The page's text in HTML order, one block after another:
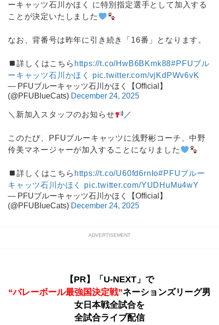
ーキャッツ石川かほく に特別指定選手として加入する
ことが決定いたしました
なお、背番号は昨年に引き続き「16番」となります。
詳しくはこちら https://t.co/HwB6BKmk88#PFUブル
ーキャッツ石川かほく
pic.twitter.com/vjKdPWv6vK
— PFUブルーキャッツ石川かほく【Official】
(@PFUBlueCats) December 24, 2025
＼新加入スタッフのお知らせ ／
このたび、PFUブルーキャッツに浅野彬コーチ、中野
伶美マネージャーが加入することになりました
詳しくはこちら https://t.co/U60fd6rnIo#PFUブルー
キャッツ石川かほく
pic.twitter.com/YUDHuMu4wY
— PFUブルーキャッツ石川かほく【Official】
(@PFUBlueCats) December 24, 2025
ADVERTISEMENT
【PR】「U-NEXT」で
“バレーボール最強国決定戦”ネーションズリーグ男
女日本戦全試合を
全試合ライブ配信